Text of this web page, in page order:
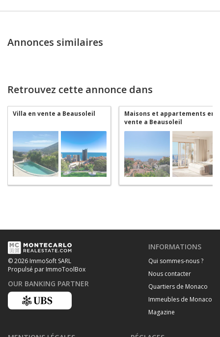
Annonces similaires
Retrouvez cette annonce dans
Villa en vente a Beausoleil
Maisons et appartements en
vente a Beausoleil
© 2026 ImmoSoft SARL
Propulsé par ImmoToolBox
OUR BANKING PARTNER
INFORMATIONS
Qui sommes-nous ?
Nous contacter
Quartiers de Monaco
Immeubles de Monaco
Magazine